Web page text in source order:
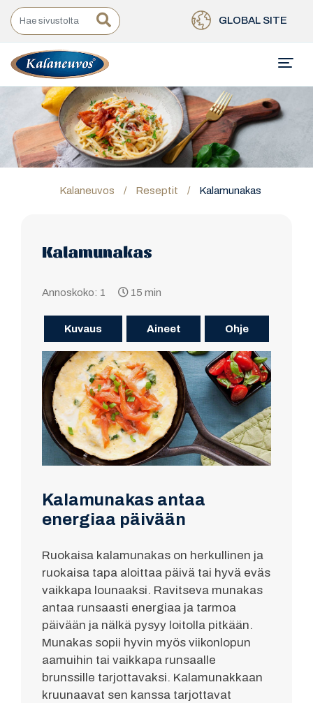
GLOBAL SITE
Kalaneuvos / Reseptit / Kalamunakas
Kalamunakas
Annoskoko: 1 15 min
Kuvaus Aineet Ohje
Kalamunakas antaa
energiaa päivään
Ruokaisa kalamunakas on herkullinen ja
ruokaisa tapa aloittaa päivä tai hyvä eväs
vaikkapa lounaaksi. Ravitseva munakas
antaa runsaasti energiaa ja tarmoa
päivään ja nälkä pysyy loitolla pitkään.
Munakas sopii hyvin myös viikonlopun
aamuihin tai vaikkapa runsaalle
brunssille tarjottavaksi. Kalamunakkaan
kruunaavat sen kanssa tarjottavat